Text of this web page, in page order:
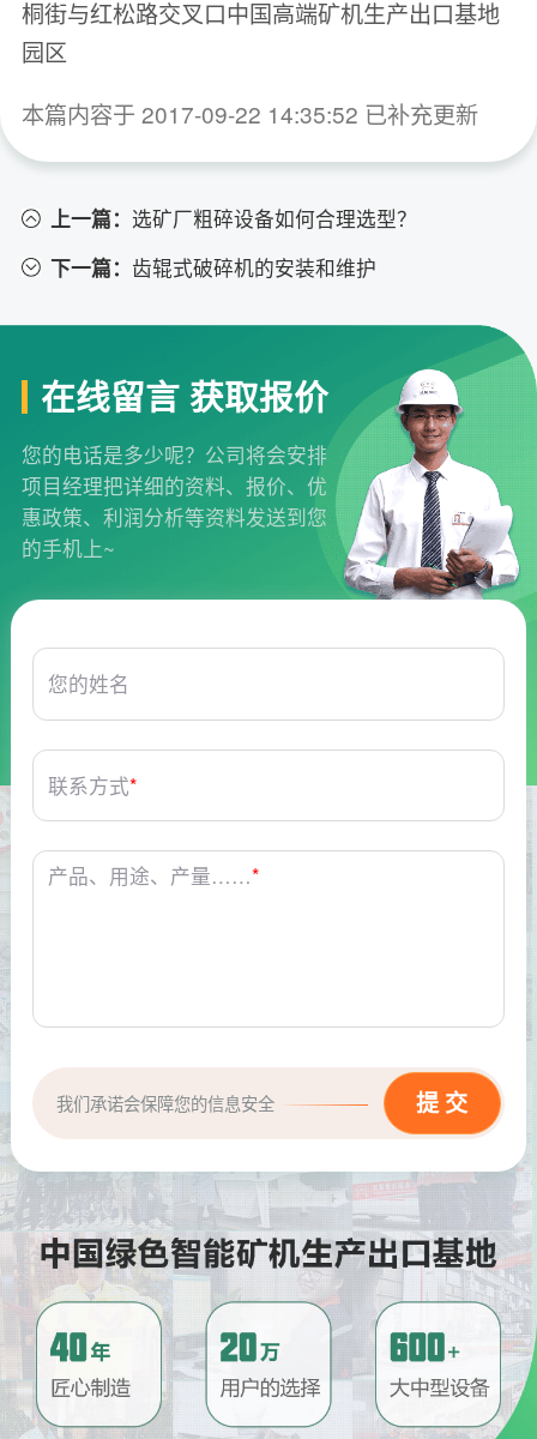
桐街与红松路交叉口中国高端矿机生产出口基地
园区
本篇内容于 2017-09-22 14:35:52 已补充更新
上一篇： 选矿厂粗碎设备如何合理选型？
下一篇： 齿辊式破碎机的安装和维护
在线留言 获取报价
您的电话是多少呢？公司将会安排
项目经理把详细的资料、报价、优
惠政策、利润分析等资料发送到您
的手机上~
您的姓名
联系方式*
产品、用途、产量……*
我们承诺会保障您的信息安全
问 请问厂家地址在哪？
河南省郑州市高新技术开发区梧